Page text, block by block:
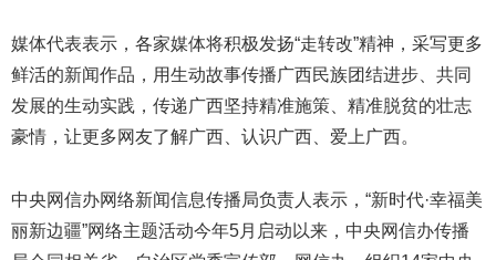
媒体代表表示，各家媒体将积极发扬“走转改”精神，采写更多
鲜活的新闻作品，用生动故事传播广西民族团结进步、共同
发展的生动实践，传递广西坚持精准施策、精准脱贫的壮志
豪情，让更多网友了解广西、认识广西、爱上广西。
中央网信办网络新闻信息传播局负责人表示，“新时代·幸福美
丽新边疆”网络主题活动今年5月启动以来，中央网信办传播